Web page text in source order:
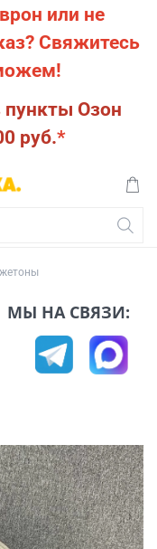
или не
Свяжитесь
пункты Озон
руб.*
МЫ НА СВЯЗИ: